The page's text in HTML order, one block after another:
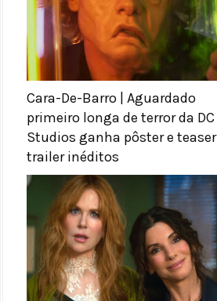
Cara-De-Barro | Aguardado
primeiro longa de terror da DC
Studios ganha pôster e teaser
trailer inéditos